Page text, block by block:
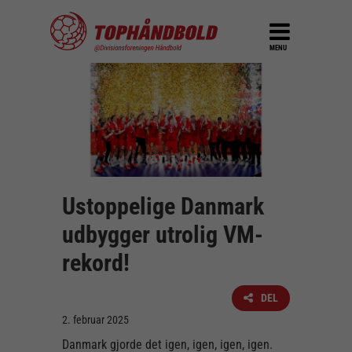
MENU
Ustoppelige Danmark
udbygger utrolig VM-
rekord!
DEL
2. februar 2025
Danmark gjorde det igen, igen, igen, igen.